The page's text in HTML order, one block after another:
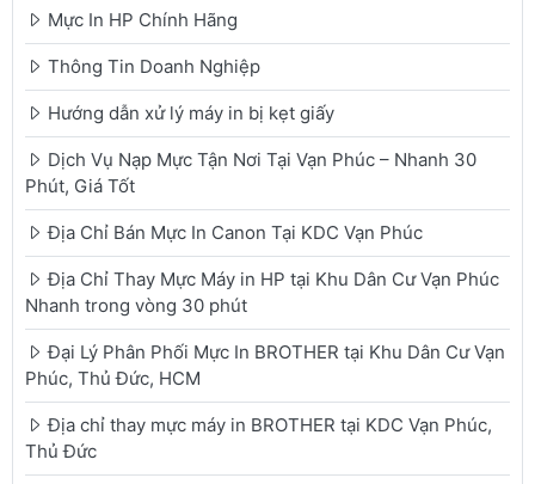
Mực In HP Chính Hãng
Thông Tin Doanh Nghiệp
Hướng dẫn xử lý máy in bị kẹt giấy
Dịch Vụ Nạp Mực Tận Nơi Tại Vạn Phúc – Nhanh 30
Phút, Giá Tốt
Địa Chỉ Bán Mực In Canon Tại KDC Vạn Phúc
Địa Chỉ Thay Mực Máy in HP tại Khu Dân Cư Vạn Phúc
Nhanh trong vòng 30 phút
Đại Lý Phân Phối Mực In BROTHER tại Khu Dân Cư Vạn
Phúc, Thủ Đức, HCM
Địa chỉ thay mực máy in BROTHER tại KDC Vạn Phúc,
Thủ Đức